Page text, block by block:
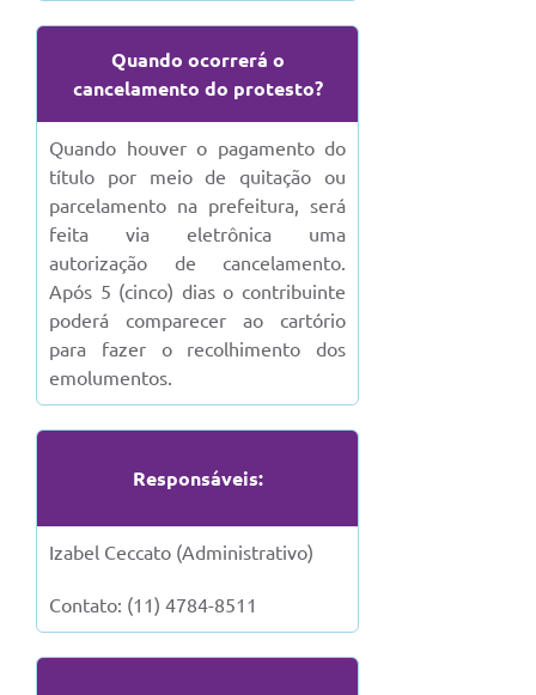
Quando ocorrerá o
cancelamento do protesto?
Quando houver o pagamento do
título por meio de quitação ou
parcelamento na prefeitura, será
feita via eletrônica uma
autorização de cancelamento.
Após 5 (cinco) dias o contribuinte
poderá comparecer ao cartório
para fazer o recolhimento dos
emolumentos.
Responsáveis:
Izabel Ceccato (Administrativo)
Contato: (11) 4784-8511